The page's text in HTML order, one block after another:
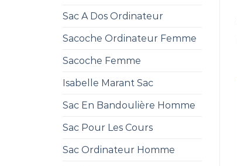
Sac A Dos Ordinateur
Sacoche Ordinateur Femme
Sacoche Femme
Isabelle Marant Sac
Sac En Bandoulière Homme
Sac Pour Les Cours
Sac Ordinateur Homme